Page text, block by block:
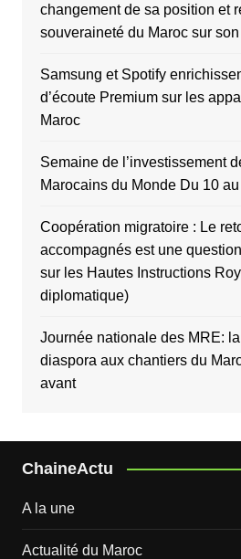
changement de sa position et
souveraineté du Maroc sur
Samsung et Spotify
d’écoute Premium sur les
Maroc
Semaine de l’investissement
Marocains du Monde Du 10
Coopération migratoire : Le
accompagnés est une
sur les Hautes Instructions
diplomatique)
Journée nationale des MRE:
diaspora aux chantiers du
avant
ChaineActu
A la une
Actualité du Maroc